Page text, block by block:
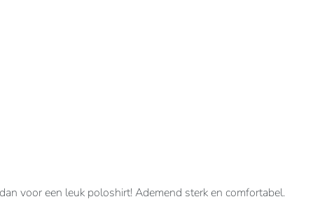
voor een leuk poloshirt! Ademend sterk en comfortabel.